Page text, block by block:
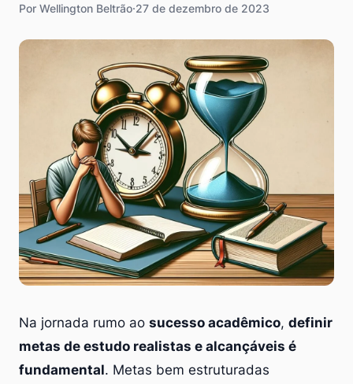
Por Wellington Beltrão·27 de dezembro de 2023
Na jornada rumo ao sucesso acadêmico, definir
metas de estudo realistas e alcançáveis é
fundamental. Metas bem estruturadas